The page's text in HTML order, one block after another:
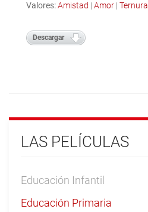
Valores:Amistad | Amor| Ternura
Descargar
LAS PELÍCULAS
Educación Infantil
Educación Primaria